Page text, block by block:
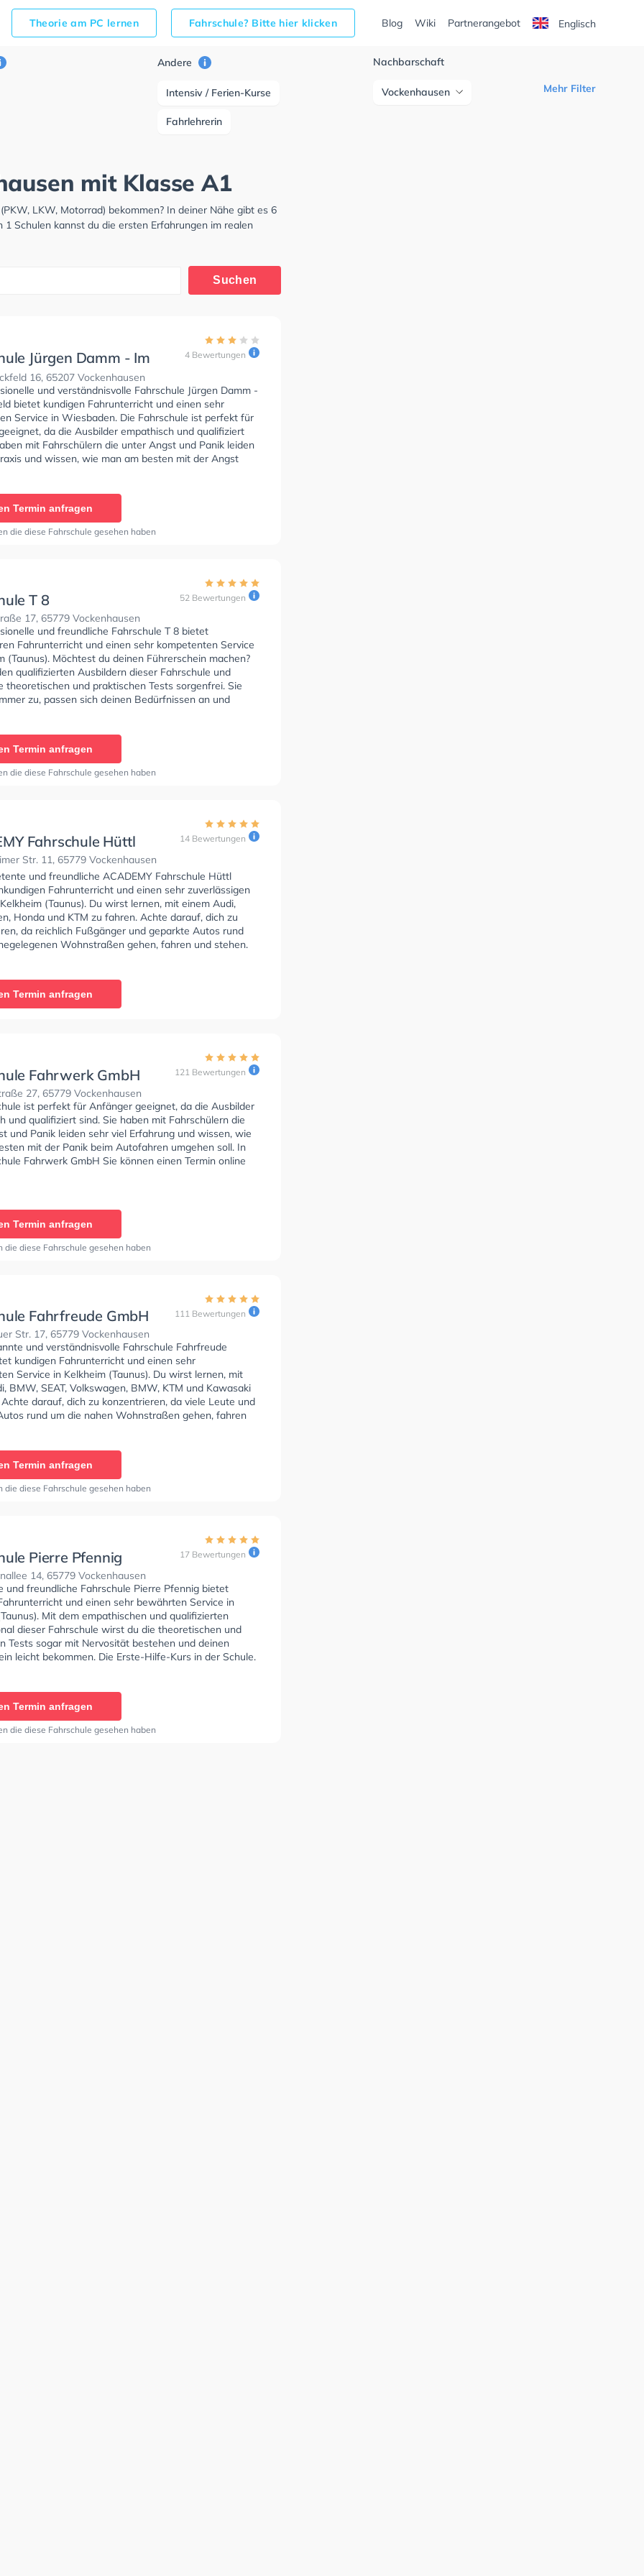
Theorie am PC lernen Fahrschule? Bitte hier klicken Blog Wiki Partnerangebot Englisch
Andere
Intensiv / Ferien-Kurse
Fahrlehrerin
Nachbarschaft
Vockenhausen Mehr Filter
mit Klasse A1
LKW, Motorrad) bekommen? In deiner Nähe gibt es 6
Schulen kannst du die ersten Erfahrungen im realen
Suchen
Jürgen Damm - Im
16, 65207 Vockenhausen
4 Bewertungen
und verständnisvolle Fahrschule Jürgen Damm -
bietet kundigen Fahrunterricht und einen sehr
Service in Wiesbaden. Die Fahrschule ist perfekt für
da die Ausbilder empathisch und qualifiziert
mit Fahrschülern die unter Angst und Panik leiden
und wissen, wie man am besten mit der Angst
umgehen soll. In der Fahrschule Jürgen Damm - Im
Termin anfragen
die diese Fahrschule gesehen haben
T 8
17, 65779 Vockenhausen
52 Bewertungen
und freundliche Fahrschule T 8 bietet
Fahrunterricht und einen sehr kompetenten Service
(Taunus). Möchtest du deinen Führerschein machen?
qualifizierten Ausbildern dieser Fahrschule und
theoretischen und praktischen Tests sorgenfrei. Sie
zu, passen sich deinen Bedürfnissen an und
persönliche Lernerfahrung.
Termin anfragen
die diese Fahrschule gesehen haben
Fahrschule Hüttl
Str. 11, 65779 Vockenhausen
14 Bewertungen
und freundliche ACADEMY Fahrschule Hüttl
Fahrunterricht und einen sehr zuverlässigen
(Taunus). Du wirst lernen, mit einem Audi,
Honda und KTM zu fahren. Achte darauf, dich zu
da reichlich Fußgänger und geparkte Autos rund
Wohnstraßen gehen, fahren und stehen.
bietet Perfekte Bedingungen um deine Klasse A1,
A2 und Klasse L zu erhalten. In der ACADEMY
Hüttl Sie können einen Termin online anfragen.
Termin anfragen
Fahrwerk GmbH
27, 65779 Vockenhausen
121 Bewertungen
ist perfekt für Anfänger geeignet, da die Ausbilder
und qualifiziert sind. Sie haben mit Fahrschülern die
und Panik leiden sehr viel Erfahrung und wissen, wie
mit der Panik beim Autofahren umgehen soll. In
Fahrwerk GmbH Sie können einen Termin online
Termin anfragen
die diese Fahrschule gesehen haben
Fahrfreude GmbH
Str. 17, 65779 Vockenhausen
111 Bewertungen
und verständnisvolle Fahrschule Fahrfreude
kundigen Fahrunterricht und einen sehr
Service in Kelkheim (Taunus). Du wirst lernen, mit
BMW, SEAT, Volkswagen, BMW, KTM und Kawasaki
darauf, dich zu konzentrieren, da viele Leute und
rund um die nahen Wohnstraßen gehen, fahren
Die Fahrschule bietet Exzellente Bedingungen um
Klasse BF17, Klasse A2, Klasse C1, Klasse C1E, Klasse
CE zu erhalten. In der Fahrschule Fahrfreude GmbH
einen Termin online anfragen.
Termin anfragen
die diese Fahrschule gesehen haben
Pierre Pfennig
14, 65779 Vockenhausen
17 Bewertungen
und freundliche Fahrschule Pierre Pfennig bietet
und einen sehr bewährten Service in
Mit dem empathischen und qualifizierten
dieser Fahrschule wirst du die theoretischen und
Tests sogar mit Nervosität bestehen und deinen
leicht bekommen. Die Erste-Hilfe-Kurs in der Schule.
Pierre Pfennig Sie können einen Termin online
Termin anfragen
die diese Fahrschule gesehen haben